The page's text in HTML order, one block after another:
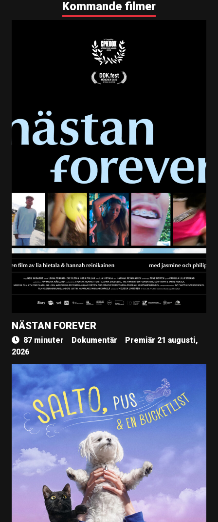
Kommande filmer
NÄSTAN FOREVER
87 minuter Dokumentär
Premiär 21 augusti,
2026